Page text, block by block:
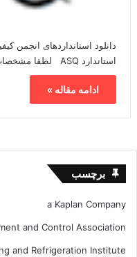
استاندارد ASQ لطفا مشخصات استاندارد ASQ خود را با فرمت…
ادامه مقاله »
برچسب
a Kaplan Company
and Control Association
and Refrigeration Institute